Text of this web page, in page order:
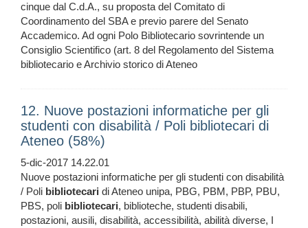
cinque dal C.d.A., su proposta del Comitato di
Coordinamento del SBA e previo parere del Senato
Accademico. Ad ogni Polo Bibliotecario sovrintende un
Consiglio Scientifico (art. 8 del Regolamento del Sistema
bibliotecario e Archivio storico di Ateneo
12. Nuove postazioni informatiche per gli
studenti con disabilità / Poli bibliotecari di
Ateneo (58%)
5-dic-2017 14.22.01
Nuove postazioni informatiche per gli studenti con disabilità
/ Poli bibliotecari di Ateneo unipa, PBG, PBM, PBP, PBU,
PBS, poli bibliotecari, biblioteche, studenti disabili,
postazioni, ausili, disabilità, accessibilità, abilità diverse, I